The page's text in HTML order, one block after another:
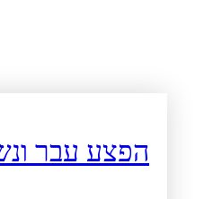
הפצע עבר